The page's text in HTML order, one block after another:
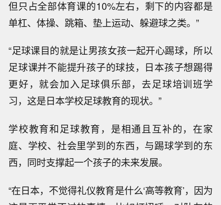
但只占全部体育课的10%左右，剩下的内容都是
单杠、体操、跳箱、垫上运动、躲避球之类。”
“足球课目的就是让男孩女孩一起开心踢球，所以
足球课并不能提升孩子的球技，日本孩子想踢得
更好，就会加入足球俱乐部，去足球培训班学
习，这是日本学校足球教育的现状。”
学校教育和足球教育，是相通且互补的，在家
庭、学校、社会里学到的东西，与踢球学到的东
西，同时支撑起一个孩子的未来发展。
“在日本，不觉得礼仪教育是什么‘高等教育’，因为